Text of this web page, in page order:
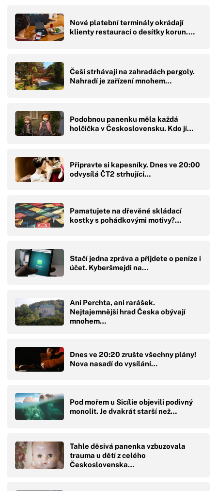
Nové platební terminály okrádají
klienty restaurací o desítky korun.…
Češi strhávají na zahradách pergoly.
Nahradí je zařízení mnohem…
Podobnou panenku měla každá
holčička v Československu. Kdo jí…
Připravte si kapesníky. Dnes ve 20:00
odvysílá ČT2 strhující…
Pamatujete na dřevěné skládací
kostky s pohádkovými motivy?…
Stačí jedna zpráva a přijdete o peníze i
účet. Kyberšmejdi na…
Ani Perchta, ani rarášek.
Nejtajemnější hrad Česka obývají
mnohem…
Dnes ve 20:20 zrušte všechny plány!
Nova nasadí do vysílání…
Pod mořem u Sicílie objevili podivný
monolit. Je dvakrát starší než…
Tahle děsivá panenka vzbuzovala
trauma u dětí z celého
Československa…